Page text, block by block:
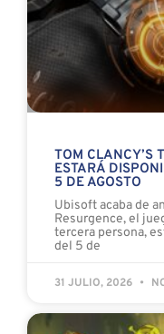
TOM CLANCY’S
ESTARÁ
5 DE AGOSTO
Ubisoft acaba de
Resurgence, el
tercera persona,
del 5 de
31 JULIO, 2026